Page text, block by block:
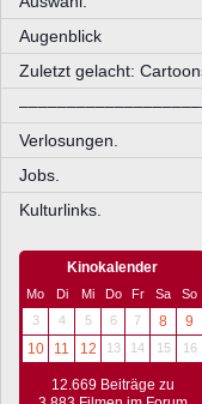
Augenblick
Zuletzt gelacht:
Verlosungen.
Jobs.
Kulturlinks.
Kinokalender
Mo Di Mi Do Fr Sa
So
3
4 5 6 7 8
9
10
11 12 13 14 15 16
12.669 Beiträge zu